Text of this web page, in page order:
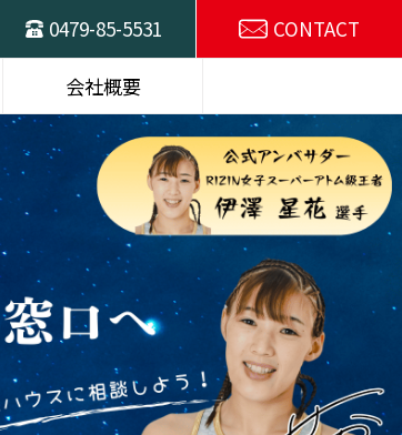
建物仕様 施工例
会社概要
紹介 SDGsの取り組み
東総不動産売却の
窓口
0479-85-5531 CONTACT